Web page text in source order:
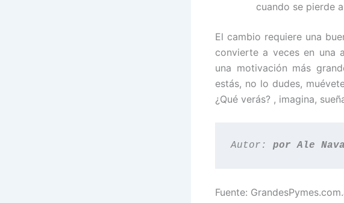
cuando se pierde
El cambio requiere una
convierte a veces en una
una motivación más
estás, no lo dudes,
¿Qué verás? , imagina,
Autor: por Ale
Fuente: